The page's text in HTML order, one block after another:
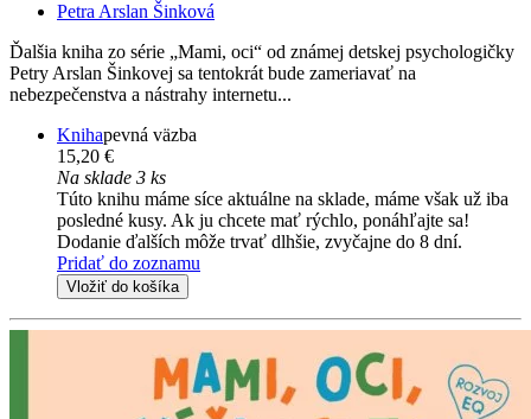
Petra Arslan Šinková
Ďalšia kniha zo série „Mami, oci“ od známej detskej psychologičky
Petry Arslan Šinkovej sa tentokrát bude zameriavať na
nebezpečenstva a nástrahy internetu...
Knihapevná väzba
15,20 €
Na sklade 3 ks
Túto knihu máme síce aktuálne na sklade, máme však už iba
posledné kusy. Ak ju chcete mať rýchlo, ponáhľajte sa!
Dodanie ďalších môže trvať dlhšie, zvyčajne do 8 dní.
Pridať do zoznamu
Vložiť do košíka